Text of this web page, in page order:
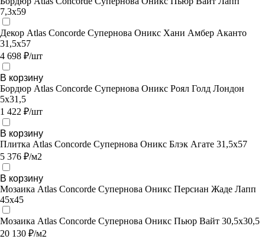
7,3х59
Декор Atlas Concorde Супернова Оникс Хани Амбер Аканто
31,5х57
4 698 ₽/шт
В корзину
Бордюр Atlas Concorde Супернова Оникс Роял Голд Лондон
5x31,5
1 422 ₽/шт
В корзину
Плитка Atlas Concorde Супернова Оникс Блэк Агате 31,5х57
5 376 ₽/м2
В корзину
Мозаика Atlas Concorde Супернова Оникс Персиан Жаде Лапп
45х45
Мозаика Atlas Concorde Супернова Оникс Пьюр Вайт 30,5х30,5
20 130 ₽/м2